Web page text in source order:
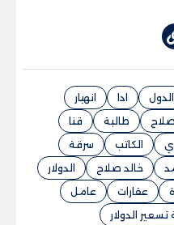
الدول ادا
انهيار
صلاح طالبة
قنا
الكاتب
سرقة
خالد صلاح
الدولار
عقارات
عامل
الدولار